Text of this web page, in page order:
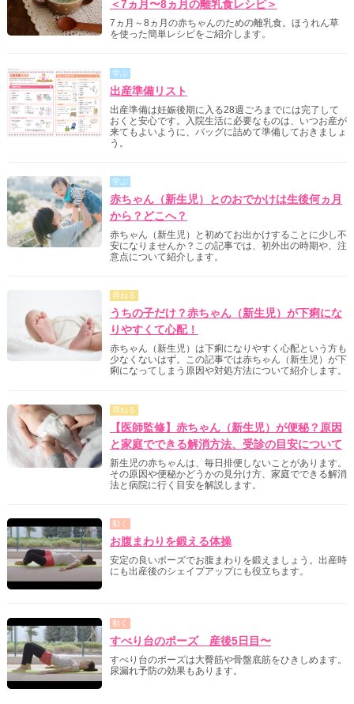
＜7ヵ月〜8ヵ月の離乳食レシピ＞
7ヵ月～8ヵ月の赤ちゃんのための離乳食。ほうれん草
を使った簡単レシピをご紹介します。
学ぶ
出産準備リスト
出産準備は妊娠後期に入る28週ごろまでには完了して
おくと安心です。入院生活に必要なものは、いつお産が
来てもよいように、バッグに詰めて準備しておきましょ
う。
学ぶ
赤ちゃん（新生児）とのおでかけは生後何ヵ月
から？どこへ？
赤ちゃん（新生児）と初めてお出かけすることに少し不
安になりませんか？この記事では、初外出の時期や、注
意点について紹介します。
尋ねる
うちの子だけ？赤ちゃん（新生児）が下痢にな
りやすくて心配！
赤ちゃん（新生児）は下痢になりやすく心配という方も
少なくないはず。この記事では赤ちゃん（新生児）が下
痢になってしまう原因や対処方法について紹介します。
尋ねる
【医師監修】赤ちゃん（新生児）が便秘？原因
と家庭でできる解消方法、受診の目安について
新生児の赤ちゃんは、毎日排便しないことがあります。
その原因や便秘かどうかの見分け方、家庭でできる解消
法と病院に行く目安を解説します。
動く
お腹まわりを鍛える体操
安定の良いポーズでお腹まわりを鍛えましょう。出産時
にも出産後のシェイプアップにも役立ちます。
動く
すべり台のポーズ 産後5日目〜
すべり台のポーズは大臀筋や骨盤底筋をひきしめます。
尿漏れ予防の効果もあります。